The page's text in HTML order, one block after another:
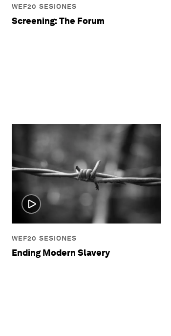
WEF20 SESIONES
Screening: The Forum
WEF20 SESIONES
Ending Modern Slavery